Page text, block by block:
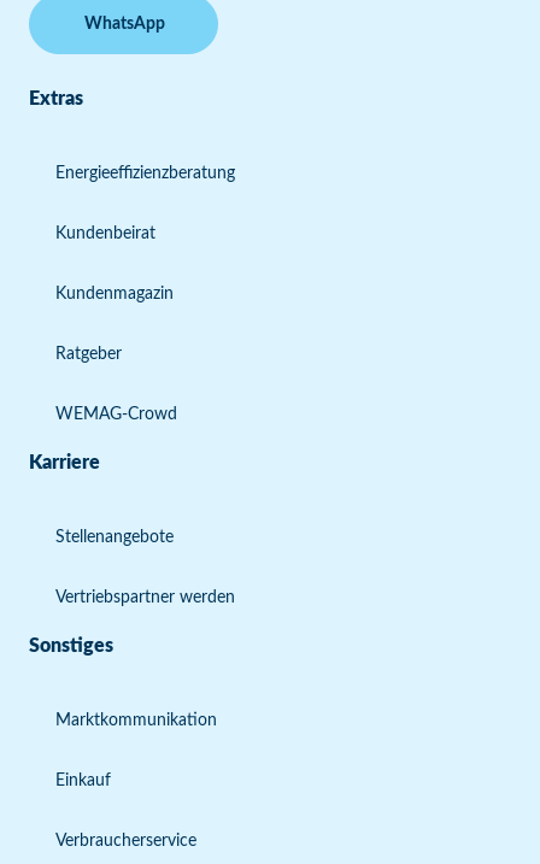
WhatsApp
Extras
Energieeffizienzberatung
Kundenbeirat
Kundenmagazin
Ratgeber
WEMAG-Crowd
Karriere
Stellenangebote
Vertriebspartner werden
Sonstiges
Marktkommunikation
Einkauf
Verbraucherservice